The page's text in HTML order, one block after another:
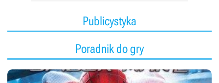
Publicystyka
Poradnik do gry